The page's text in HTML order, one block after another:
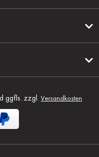
ggfls. zzgl. Versandkosten